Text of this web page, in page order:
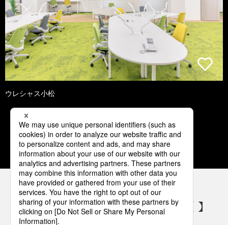
ウレシャス小松
1 2 3 4 5
パナソニックの電気設備 SNSアカウント